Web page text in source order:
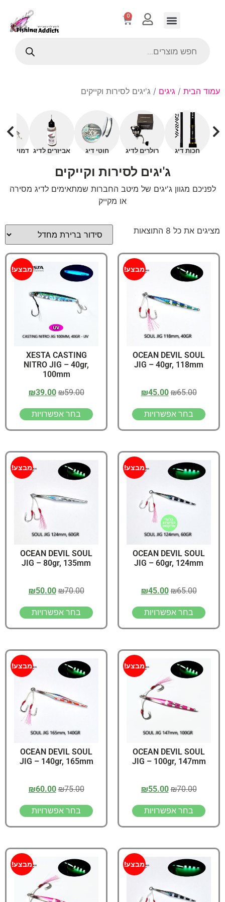
0
עמוד הבית / גיגים / ג'יגים לסירות וקייקים
חכות דיג רולרים לדיג חוטי דיג אביזרים לדיג דמויים
ג'יגים לסירות וקייקים
לפניכם מגוון ג'יגים של מיטב החברות שמתאימים לדיג מסירה
או מקייק
מציגים את כל ⁦8⁩ התוצאות
מבצע!
OCEAN DEVIL SOUL
JIG – 40gr, 118mm
₪65.00
₪45.00
בחר אפשרויות
מבצע!
XESTA CASTING
NITRO JIG – 40gr,
100mm
₪59.00
₪39.00
בחר אפשרויות
מבצע!
OCEAN DEVIL SOUL
JIG – 60gr, 124mm
₪65.00
₪45.00
בחר אפשרויות
מבצע!
OCEAN DEVIL SOUL
JIG – 80gr, 135mm
₪70.00
₪50.00
בחר אפשרויות
מבצע!
OCEAN DEVIL SOUL
JIG – 100gr, 147mm
₪70.00
₪55.00
בחר אפשרויות
מבצע!
OCEAN DEVIL SOUL
JIG – 140gr, 165mm
₪75.00
₪60.00
בחר אפשרויות
מבצע! מבצע!